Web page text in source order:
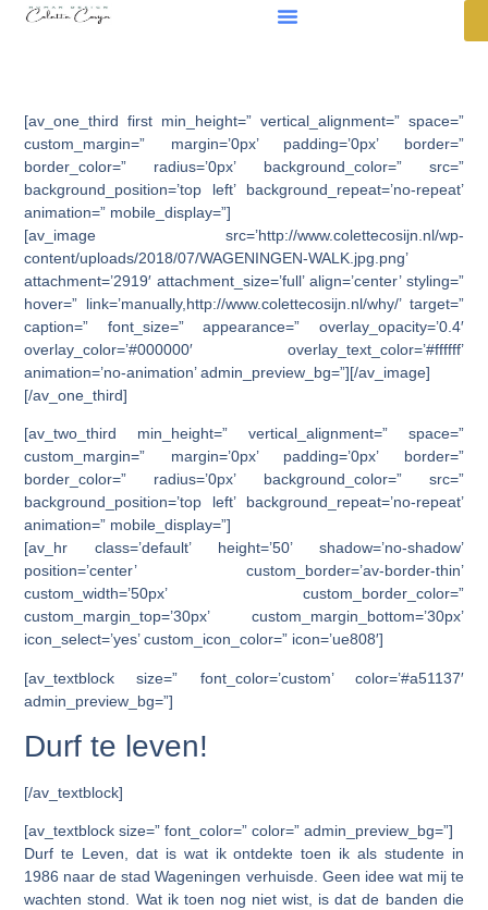
[av_one_third first min_height=” vertical_alignment=” space=”
custom_margin=” margin=’0px’ padding=’0px’ border=”
border_color=” radius=’0px’ background_color=” src=”
background_position=’top left’ background_repeat=’no-repeat’
animation=” mobile_display=”]
[av_image src=’http://www.colettecosijn.nl/wp-
content/uploads/2018/07/WAGENINGEN-WALK.jpg.png’
attachment=’2919′ attachment_size=’full’ align=’center’ styling=”
hover=” link=’manually,http://www.colettecosijn.nl/why/’ target=”
caption=” font_size=” appearance=” overlay_opacity=’0.4′
overlay_color=’#000000′ overlay_text_color=’#ffffff’
animation=’no-animation’ admin_preview_bg=”][/av_image]
[/av_one_third]
[av_two_third min_height=” vertical_alignment=” space=”
custom_margin=” margin=’0px’ padding=’0px’ border=”
border_color=” radius=’0px’ background_color=” src=”
background_position=’top left’ background_repeat=’no-repeat’
animation=” mobile_display=”]
[av_hr class=’default’ height=’50’ shadow=’no-shadow’
position=’center’ custom_border=’av-border-thin’
custom_width=’50px’ custom_border_color=”
custom_margin_top=’30px’ custom_margin_bottom=’30px’
icon_select=’yes’ custom_icon_color=” icon=’ue808′]
[av_textblock size=” font_color=’custom’ color=’#a51137′
admin_preview_bg=”]
Durf te leven!
[/av_textblock]
[av_textblock size=” font_color=” color=” admin_preview_bg=”]
Durf te Leven, dat is wat ik ontdekte toen ik als studente in
1986 naar de stad Wageningen verhuisde. Geen idee wat mij te
wachten stond. Wat ik toen nog niet wist, is dat de banden die